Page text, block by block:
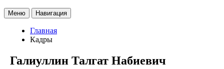
Меню Навигация
Главная
Кадры
Галиуллин Талгат Набиевич